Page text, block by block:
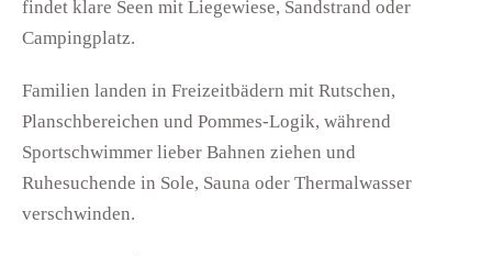
findet klare Seen mit Liegewiese, Sandstrand oder
Campingplatz.
Familien landen in Freizeitbädern mit Rutschen,
Planschbereichen und Pommes-Logik, während
Sportschwimmer lieber Bahnen ziehen und
Ruhesuchende in Sole, Sauna oder Thermalwasser
verschwinden.